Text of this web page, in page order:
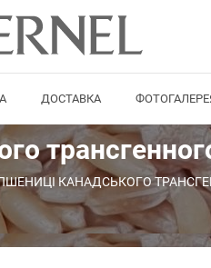
ДОСТАВКА
КАНАДСЬКОГО